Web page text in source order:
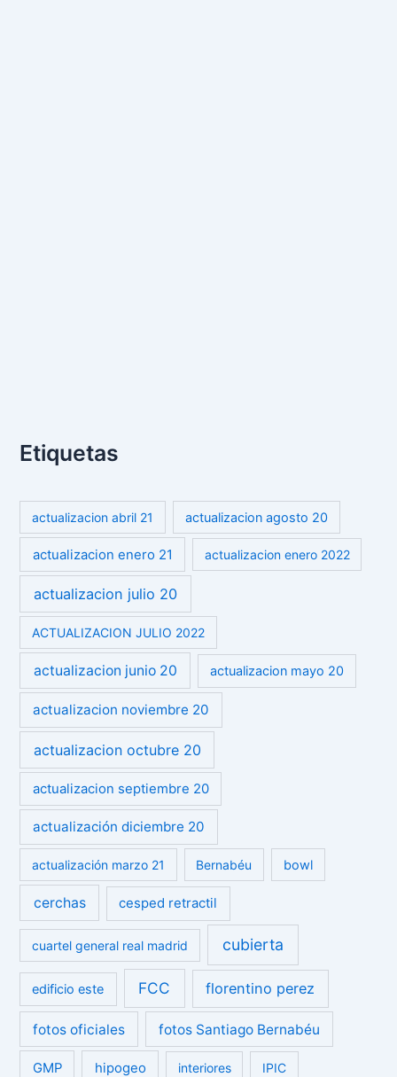
Etiquetas
actualizacion abril 21 actualizacion agosto 20
actualizacion enero 21 actualizacion enero 2022
actualizacion julio 20
ACTUALIZACION JULIO 2022
actualizacion junio 20 actualizacion mayo 20
actualizacion noviembre 20
actualizacion octubre 20
actualizacion septiembre 20
actualización diciembre 20
actualización marzo 21 Bernabéu bowl
cerchas cesped retractil
cuartel general real madrid cubierta
edificio este FCC florentino perez
fotos oficiales fotos Santiago Bernabéu
GMP hipogeo interiores IPIC